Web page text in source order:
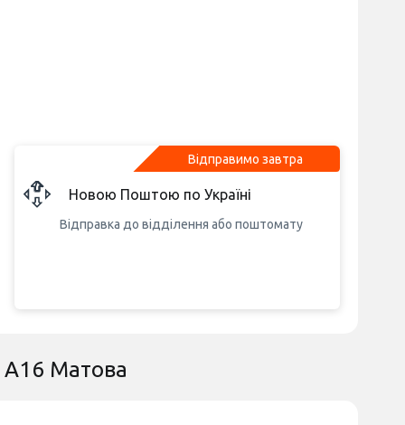
Відправимо завтра
Новою Поштою по Україні
Відправка до відділення або поштомату
A16 Матова